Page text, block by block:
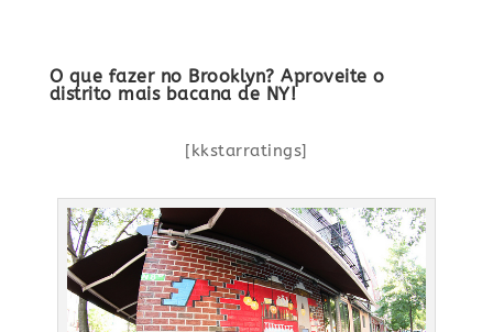
O que fazer no Brooklyn? Aproveite o
distrito mais bacana de NY!
[kkstarratings]